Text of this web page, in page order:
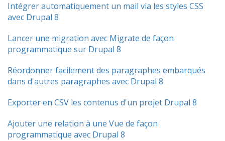
Intégrer automatiquement un mail via les styles CSS
avec Drupal 8
Lancer une migration avec Migrate de façon
programmatique sur Drupal 8
Réordonner facilement des paragraphes embarqués
dans d'autres paragraphes avec Drupal 8
Exporter en CSV les contenus d'un projet Drupal 8
Ajouter une relation à une Vue de façon
programmatique avec Drupal 8